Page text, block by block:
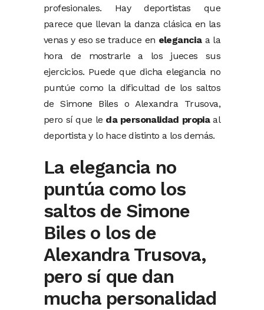
profesionales. Hay deportistas que
parece que llevan la danza clásica en las
venas y eso se traduce en eleganciaa la
hora de mostrarle a los jueces sus
ejercicios. Puede que dicha elegancia no
puntúe como la dificultad de los saltos
de Simone Biles o Alexandra Trusova,
pero sí que le da personalidad propiaal
deportista y lo hace distinto a los demás.
La elegancia no
puntúa como los
saltos de Simone
Biles o los de
Alexandra Trusova,
pero sí que dan
mucha personalidad